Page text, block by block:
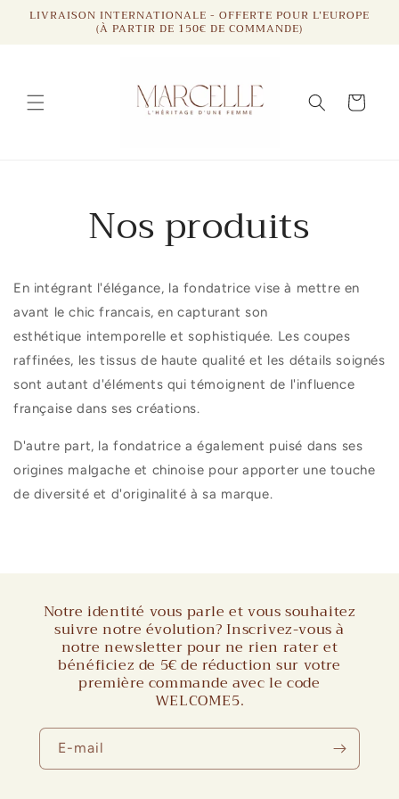
passer
LIVRAISON INTERNATIONALE - OFFERTE POUR L’EUROPE
(À PARTIR DE 150€ DE COMMANDE)
Panier
Nos produits
En intégrant l'élégance, la fondatrice vise à mettre en
avant le chic francais, en capturant son
esthétique intemporelle et sophistiquée. Les coupes
raffinées, les tissus de haute qualité et les détails soignés
sont autant d'éléments qui témoignent de l'influence
française dans ses créations.
D'autre part, la fondatrice a également puisé dans ses
origines malgache et chinoise pour apporter une touche
de diversité et d'originalité à sa marque.
Notre identité vous parle et vous souhaitez
suivre notre évolution? Inscrivez-vous à
notre newsletter pour ne rien rater et
bénéficiez de 5€ de réduction sur votre
première commande avec le code
WELCOME5.
E-mail